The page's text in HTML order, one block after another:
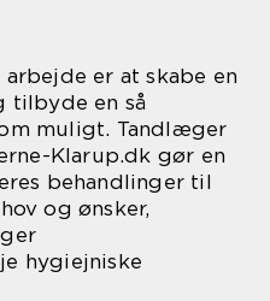
er at skabe en
tilbyde en så
muligt. Tandlæger
Klarup.dk gør en
behandlinger til
og ønsker,
hygiejniske